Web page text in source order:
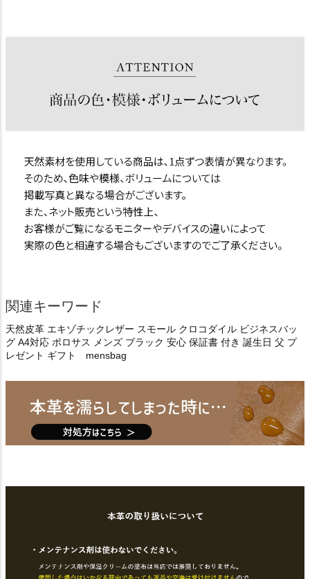
関連キーワード
天然皮革 エキゾチックレザー スモール クロコダイル ビジネスバッ
グ A4対応 ポロサス メンズ ブラック 安心 保証書 付き 誕生日 父 プ
レゼント ギフト mensbag